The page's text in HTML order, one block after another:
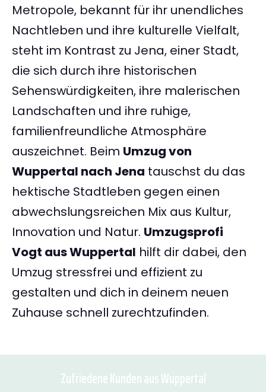
Metropole, bekannt für ihr unendliches
Nachtleben und ihre kulturelle Vielfalt,
steht im Kontrast zu Jena, einer Stadt,
die sich durch ihre historischen
Sehenswürdigkeiten, ihre malerischen
Landschaften und ihre ruhige,
familienfreundliche Atmosphäre
auszeichnet. Beim Umzug von
Wuppertal nach Jena tauschst du das
hektische Stadtleben gegen einen
abwechslungsreichen Mix aus Kultur,
Innovation und Natur. Umzugsprofi
Vogt aus Wuppertal hilft dir dabei, den
Umzug stressfrei und effizient zu
gestalten und dich in deinem neuen
Zuhause schnell zurechtzufinden.
Zufriedene Kunden aus Wuppertal